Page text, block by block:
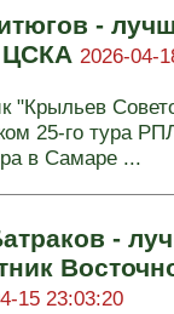
-
ЦСКА 2026-04-
"Крыльев
25-го тура
в Самаре ...
-
15 23:03:20